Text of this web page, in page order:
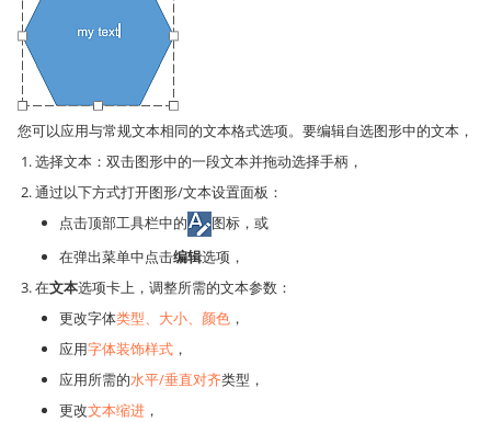
您可以应用与常规文本相同的文本格式选项。要编辑自选图形中的文本，
选择文本：双击图形中的一段文本并拖动选择手柄，
通过以下方式打开图形/文本设置面板：
点击顶部工具栏中的
图标，或
在弹出菜单中点击编辑选项，
在文本选项卡上，调整所需的文本参数：
更改字体类型、大小、颜色 ，
应用字体装饰样式 ，
应用所需的水平/垂直对齐类型，
更改文本缩进 ，